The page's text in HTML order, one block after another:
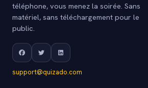
téléphone, vous menez la soirée. Sans
matériel, sans téléchargement pour le
public.
support@quizado.com